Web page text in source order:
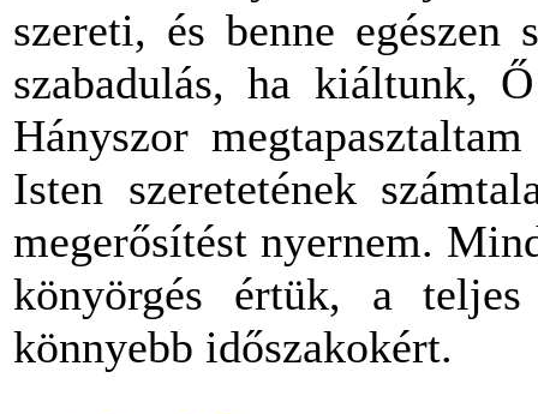
szereti, és benne
szabadulás, ha kiáltunk,
Hányszor
Isten szeretetének
megerősítést nyernem.
könyörgés értük, a
könnyebb időszakokért.